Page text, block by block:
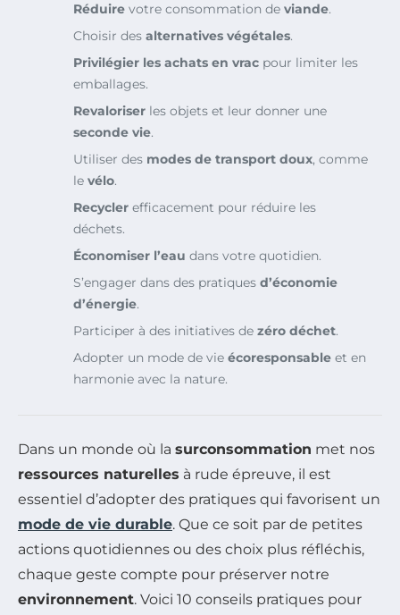
Réduire votre consommation de viande.
Choisir des alternatives végétales.
Privilégier les achats en vrac pour limiter les
emballages.
Revaloriser les objets et leur donner une
seconde vie.
Utiliser des modes de transport doux, comme
le vélo.
Recycler efficacement pour réduire les
déchets.
Économiser l’eau dans votre quotidien.
S’engager dans des pratiques d’économie
d’énergie.
Participer à des initiatives de zéro déchet.
Adopter un mode de vie écoresponsable et en
harmonie avec la nature.
Dans un monde où la surconsommation met nos
ressources naturelles à rude épreuve, il est
essentiel d’adopter des pratiques qui favorisent un
mode de vie durable. Que ce soit par de petites
actions quotidiennes ou des choix plus réfléchis,
chaque geste compte pour préserver notre
environnement. Voici 10 conseils pratiques pour